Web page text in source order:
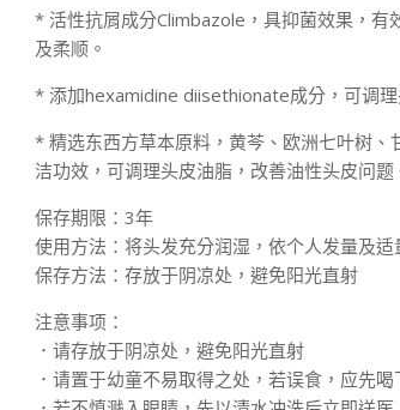
* 活性抗屑成分Climbazole，具抑菌效果，
及柔顺。
* 添加hexamidine diisethionate成分，可调
* 精选东西方草本原料，黄芩、欧洲七叶树
洁功效，可调理头皮油脂，改善油性头皮问题
保存期限：3年
使用方法：将头发充分润湿，依个人发量及
保存方法：存放于阴凉处，避免阳光直射
注意事项：
．请存放于阴凉处，避免阳光直射
．请置于幼童不易取得之处，若误食，应先